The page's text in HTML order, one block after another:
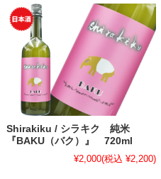
Shirakiku / シラキク 純米
『BAKU（バク）』 720ml
¥2,000(税込 ¥2,200)